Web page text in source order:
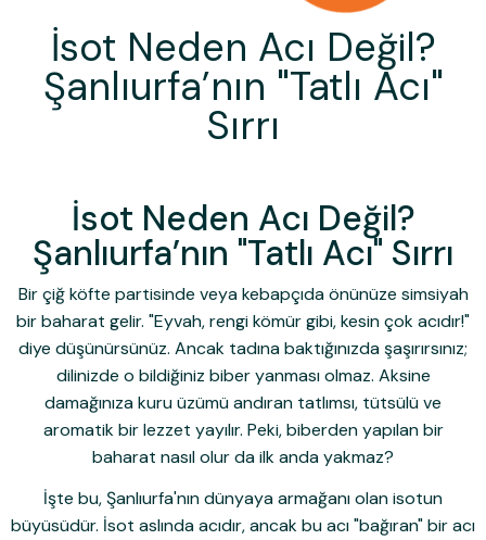
İsot Neden Acı Değil?
Şanlıurfa’nın "Tatlı Acı"
Sırrı
İsot Neden Acı Değil?
Şanlıurfa’nın "Tatlı Acı" Sırrı
Bir çiğ köfte partisinde veya kebapçıda önünüze simsiyah
bir baharat gelir. "Eyvah, rengi kömür gibi, kesin çok acıdır!"
diye düşünürsünüz. Ancak tadına baktığınızda şaşırırsınız;
dilinizde o bildiğiniz biber yanması olmaz. Aksine
damağınıza kuru üzümü andıran tatlımsı, tütsülü ve
aromatik bir lezzet yayılır. Peki, biberden yapılan bir
baharat nasıl olur da ilk anda yakmaz?
İşte bu, Şanlıurfa'nın dünyaya armağanı olan isotun
büyüsüdür. İsot aslında acıdır, ancak bu acı "bağıran" bir acı